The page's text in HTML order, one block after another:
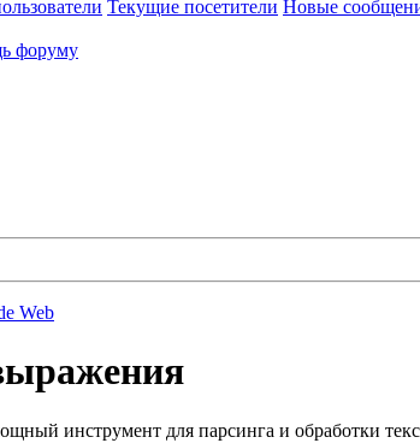
Текущие посетители Новые
форуму
Web
инструмент для парсинга и обработки